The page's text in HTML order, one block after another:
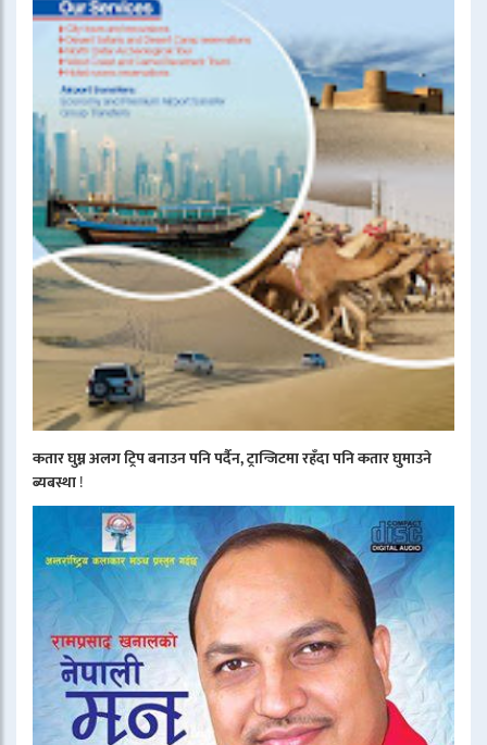
कतार घुम्न अलग ट्रिप बनाउन पनि पर्दैन, ट्रान्जिटमा रहँदा पनि कतार घुमाउने
ब्यबस्था!